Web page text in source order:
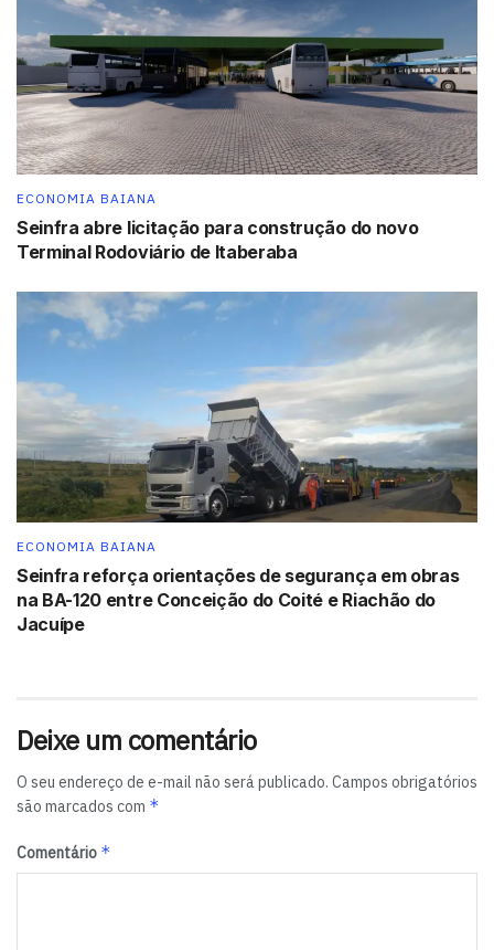
ECONOMIA BAIANA
Seinfra abre licitação para construção do novo
Terminal Rodoviário de Itaberaba
ECONOMIA BAIANA
Seinfra reforça orientações de segurança em obras
na BA-120 entre Conceição do Coité e Riachão do
Jacuípe
Deixe um comentário
O seu endereço de e-mail não será publicado. Campos obrigatórios
são marcados com *
Comentário *